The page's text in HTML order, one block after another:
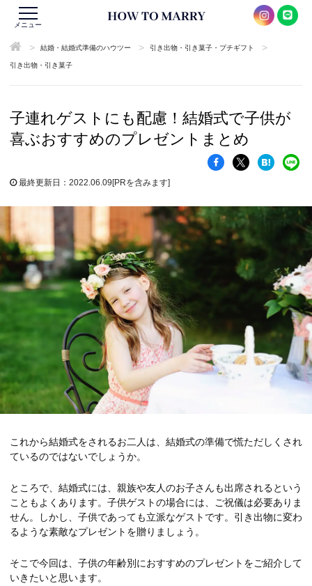
メニュー
> 結婚・結婚式準備のハウツー > 引き出物・引き菓子・プチギフト >
引き出物・引き菓子
子連れゲストにも配慮！結婚式で子供が
喜ぶおすすめのプレゼントまとめ
最終更新日：2022.06.09[PRを含みます]
これから結婚式をされるお二人は、結婚式の準備で慌ただしくされ
ているのではないでしょうか。
ところで、結婚式には、親族や友人のお子さんも出席されるという
こともよくあります。子供ゲストの場合には、ご祝儀は必要ありま
せん。しかし、子供であっても立派なゲストです。引き出物に変わ
るような素敵なプレゼントを贈りましょう。
そこで今回は、子供の年齢別におすすめのプレゼントをご紹介して
いきたいと思います。